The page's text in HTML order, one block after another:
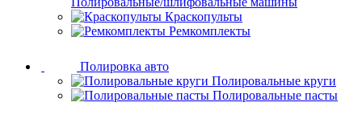
Краскопульты
Ремкомплекты
Полировка авто
Полировальные круги
Полировальные пасты